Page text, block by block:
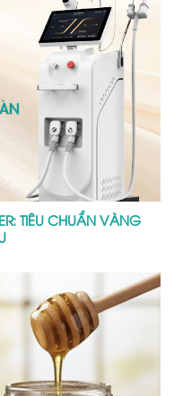
TIÊU CHUẨN VÀNG